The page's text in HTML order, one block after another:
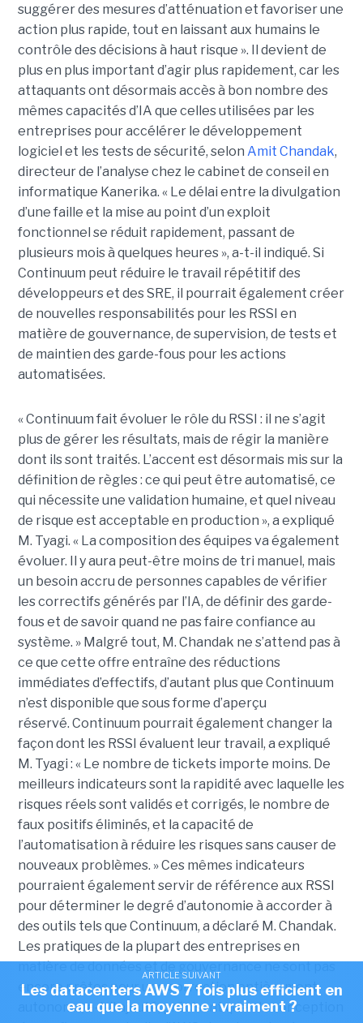
suggérer des mesures d’atténuation et favoriser une
action plus rapide, tout en laissant aux humains le
contrôle des décisions à haut risque ». Il devient de
plus en plus important d’agir plus rapidement, car les
attaquants ont désormais accès à bon nombre des
mêmes capacités d’IA que celles utilisées par les
entreprises pour accélérer le développement
logiciel et les tests de sécurité, selon Amit Chandak,
directeur de l’analyse chez le cabinet de conseil en
informatique Kanerika. « Le délai entre la divulgation
d’une faille et la mise au point d’un exploit
fonctionnel se réduit rapidement, passant de
plusieurs mois à quelques heures », a-t-il indiqué. Si
Continuum peut réduire le travail répétitif des
développeurs et des SRE, il pourrait également créer
de nouvelles responsabilités pour les RSSI en
matière de gouvernance, de supervision, de tests et
de maintien des garde-fous pour les actions
automatisées.
« Continuum fait évoluer le rôle du RSSI : il ne s’agit
plus de gérer les résultats, mais de régir la manière
dont ils sont traités. L’accent est désormais mis sur la
définition de règles : ce qui peut être automatisé, ce
qui nécessite une validation humaine, et quel niveau
de risque est acceptable en production », a expliqué
M. Tyagi. « La composition des équipes va également
évoluer. Il y aura peut-être moins de tri manuel, mais
un besoin accru de personnes capables de vérifier
les correctifs générés par l’IA, de définir des garde-
fous et de savoir quand ne pas faire confiance au
système. » Malgré tout, M. Chandak ne s’attend pas à
ce que cette offre entraîne des réductions
immédiates d’effectifs, d’autant plus que Continuum
n’est disponible que sous forme d’aperçu
réservé. Continuum pourrait également changer la
façon dont les RSSI évaluent leur travail, a expliqué
M. Tyagi : « Le nombre de tickets importe moins. De
meilleurs indicateurs sont la rapidité avec laquelle les
risques réels sont validés et corrigés, le nombre de
faux positifs éliminés, et la capacité de
l’automatisation à réduire les risques sans causer de
nouveaux problèmes. »Ces mêmes indicateurs
pourraient également servir de référence aux RSSI
pour déterminer le degré d’autonomie à accorder à
des outils tels que Continuum, a déclaré M. Chandak.
Les pratiques de la plupart des entreprises en
matière de données et de gouvernance ne sont pas
encore prêtes pour une correction entièrement
autonome, a-t-il ajouté, précisant que « la conception
ARTICLE SUIVANT
Les datacenters AWS 7 fois plus efficient en
eau que la moyenne : vraiment ?